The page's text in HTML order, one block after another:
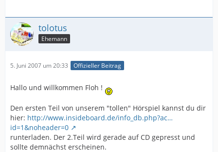
tolotus
Ehemann
5. Juni 2007 um 20:33 Offizieller Beitrag
Hallo und willkommen Floh !
Den ersten Teil von unserem "tollen" Hörspiel kannst du dir
hier: http://www.insideboard.de/info_db.php?ac…
id=1&noheader=0
runterladen. Der 2.Teil wird gerade auf CD gepresst und
sollte demnächst erscheinen.